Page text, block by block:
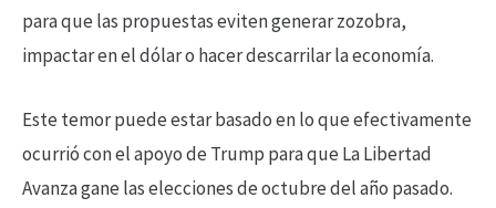
para que las propuestas eviten generar zozobra,
impactar en el dólar o hacer descarrilar la economía.
Este temor puede estar basado en lo que efectivamente
ocurrió con el apoyo de Trump para que La Libertad
Avanza gane las elecciones de octubre del año pasado.